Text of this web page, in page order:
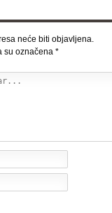
neće biti objavljena.
su označena *